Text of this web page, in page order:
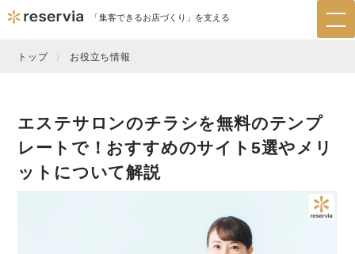
「集客できるお店づくり」を支える
トップ お役立ち情報
エステサロンのチラシを無料のテンプ
レートで！おすすめのサイト5選やメリ
ットについて解説